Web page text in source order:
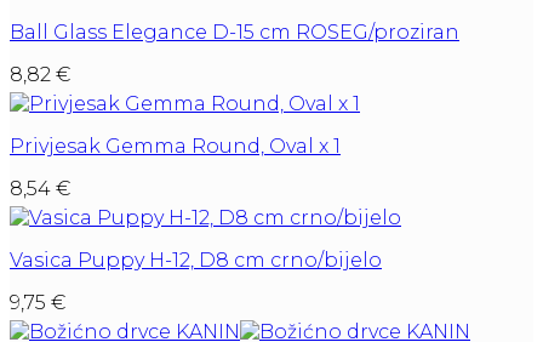
Ball Glass Elegance D-15 cm ROSEG/proziran
8,82 €
Privjesak Gemma Round, Oval x 1
8,54 €
Vasica Puppy H-12, D8 cm crno/bijelo
9,75 €